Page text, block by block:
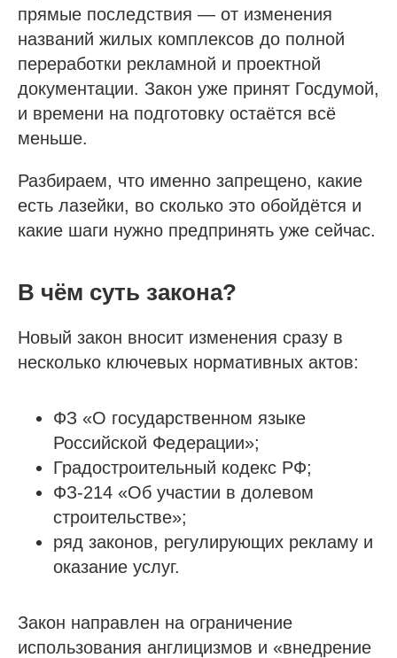
прямые последствия — от изменения
названий жилых комплексов до полной
переработки рекламной и проектной
документации. Закон уже принят Госдумой,
и времени на подготовку остаётся всё
меньше.
Разбираем, что именно запрещено, какие
есть лазейки, во сколько это обойдётся и
какие шаги нужно предпринять уже сейчас.
В чём суть закона?
Новый закон вносит изменения сразу в
несколько ключевых нормативных актов:
ФЗ «О государственном языке
Российской Федерации»;
Градостроительный кодекс РФ;
ФЗ-214 «Об участии в долевом
строительстве»;
ряд законов, регулирующих рекламу и
оказание услуг.
Закон направлен на ограничение
использования англицизмов и «внедрение